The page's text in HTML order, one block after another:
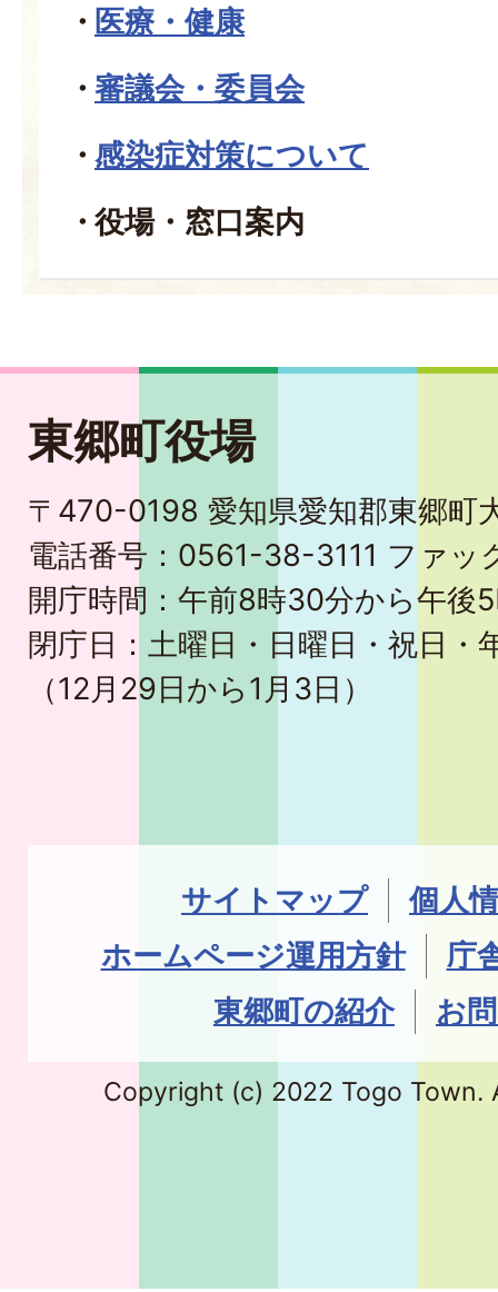
医療・健康
審議会・委員会
感染症対策について
役場・窓口案内
東郷町役場
〒470-0198 愛知県愛知郡東郷町
電話番号：0561-38-3111 ファ
開庁時間：午前8時30分から午後
閉庁日：土曜日・日曜日・祝日・
（12月29日から1月3日）
サイトマップ
個人
ホームページ運用方針
庁
東郷町の紹介
お
Copyright (c) 2022 Togo Town.